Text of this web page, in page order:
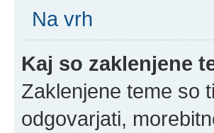
Na vrh
Kaj so zaklenjene
Zaklenjene teme so
odgovarjati,